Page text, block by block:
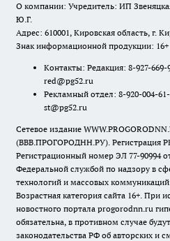
О компании: Учредитель: ИП
Ю.Г.
Адрес: 610001, Кировская область, г.
Знак информационной продукции: 16+
Контакты: Редакция: 8-927-
red@pg52.ru
Рекламный отдел: 8-920-004-
st@pg52.ru
Сетевое издание
(ВВВ.ПРОГОРОДНН.РУ). Регистрация
Регистрационный номер ЭЛ 77-90994
Федеральной службой по надзору в
технологий и массовых
Возрастная категория сайта 16+. При
новостного портала progorodnn.ru
обязательна, в противном случае
законодательства РФ об авторских и